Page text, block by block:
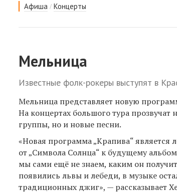
Афиша / Концерты
Мельница
Известные фолк-рокеры выступят в
Мельница представляет новую
На концертах большого тура прозвучат
группы, но и новые песни.
«Новая программа „Крапива“ является
от „Символа Солнца“ к будущему
мы сами ещё не знаем, каким он
появились львы и лебеди, в музыке
традиционных джиг», — рассказывает